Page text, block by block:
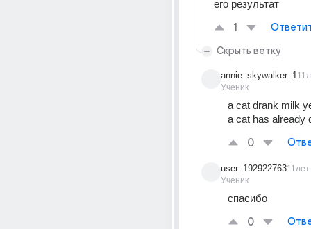
его результат
1
Скрыть ветку
annie_skywalker_1
Ученик
a cat drank milk
a cat has already
0
user_192922763
Ученик
11лет
спасибо
0